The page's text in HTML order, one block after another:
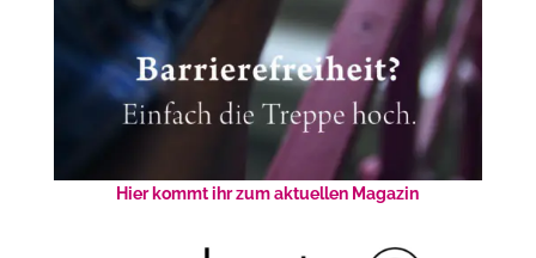
Hier kommt ihr zum aktuellen Magazin